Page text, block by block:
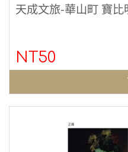
天成文旅-華山町 寶
NT50